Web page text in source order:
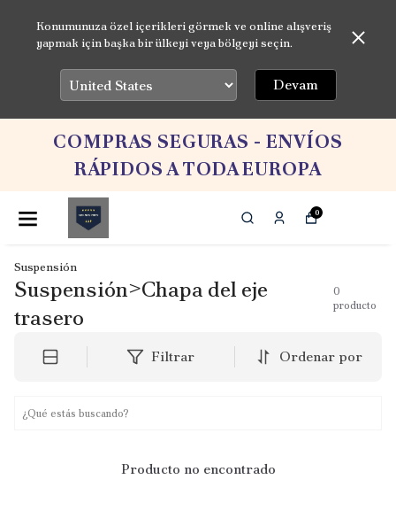
Konumunuza özel içerikleri görmek ve online alışveriş
yapmak için başka bir ülkeyi veya bölgeyi seçin.
Devam
COMPRAS SEGURAS - ENVÍOS
RÁPIDOS A TODA EUROPA
0
Suspensión
Suspensión>Chapa del eje
trasero
0
producto
Filtrar Ordenar por
Producto no encontrado